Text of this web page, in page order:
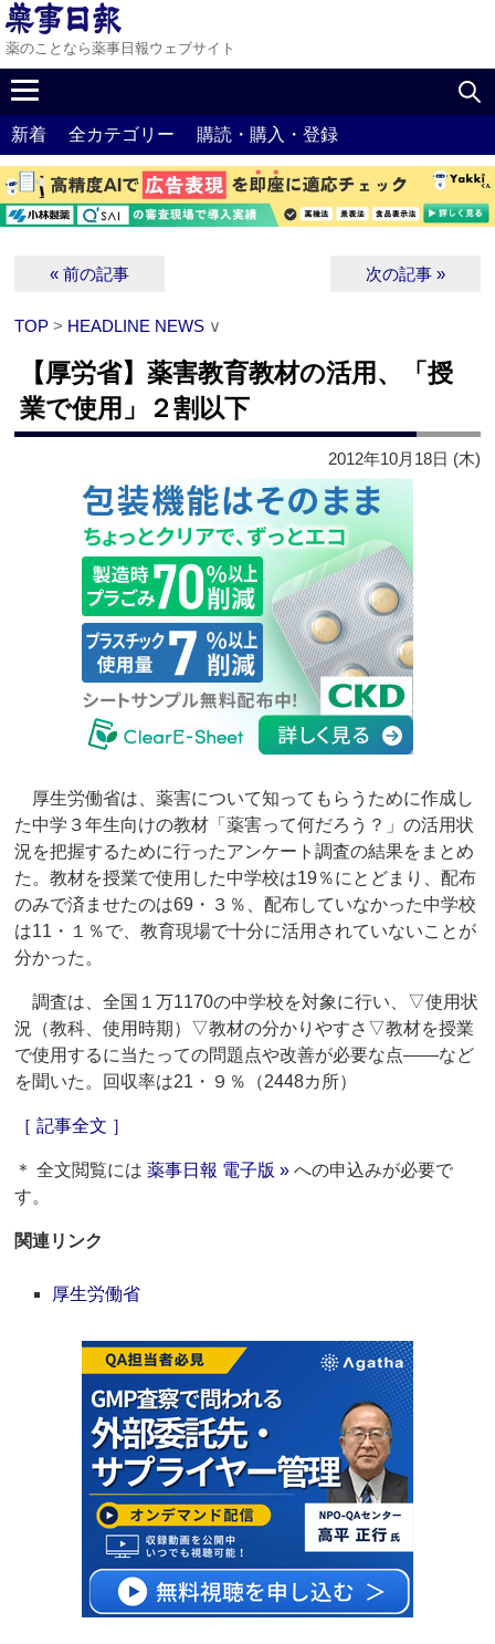
薬のことなら薬事日報ウェブサイト
新着 全カテゴリー 購読・購入・登録
« 前の記事 次の記事 »
TOP > HEADLINE NEWS ∨
【厚労省】薬害教育教材の活用、「授
業で使用」２割以下
2012年10月18日 (木)
厚生労働省は、薬害について知ってもらうために作成し
た中学３年生向けの教材「薬害って何だろう？」の活用状
況を把握するために行ったアンケート調査の結果をまとめ
た。教材を授業で使用した中学校は19％にとどまり、配布
のみで済ませたのは69・３％、配布していなかった中学校
は11・１％で、教育現場で十分に活用されていないことが
分かった。
調査は、全国１万1170の中学校を対象に行い、▽使用状
況（教科、使用時期）▽教材の分かりやすさ▽教材を授業
で使用するに当たっての問題点や改善が必要な点――など
を聞いた。回収率は21・９％（2448カ所）
［ 記事全文 ］
＊ 全文閲覧には薬事日報 電子版 » への申込みが必要で
す。
関連リンク
厚生労働省